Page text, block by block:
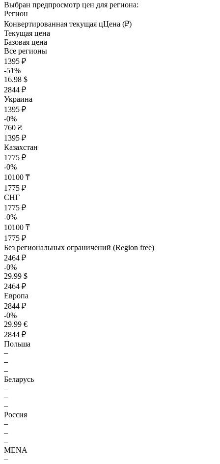
Выбран предпросмотр цен для региона:
Регион
Конвертированная текущая цЦена (₽)
Текущая цена
Базовая цена
Все регионы
1395 ₽
-51%
16.98 $
2844 ₽
Украина
1395 ₽
-0%
760 ₴
1395 ₽
Казахстан
1775 ₽
-0%
10100 ₸
1775 ₽
СНГ
1775 ₽
-0%
10100 ₸
1775 ₽
Без региональных ограничений (Region free)
2464 ₽
-0%
29.99 $
2464 ₽
Европа
2844 ₽
-0%
29.99 €
2844 ₽
Польша
–
–
–
Беларусь
–
–
–
Россия
–
–
–
MENA
–